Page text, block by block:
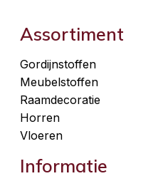
Assortiment
Gordijnstoffen
Meubelstoffen
Raamdecoratie
Horren
Vloeren
Informatie